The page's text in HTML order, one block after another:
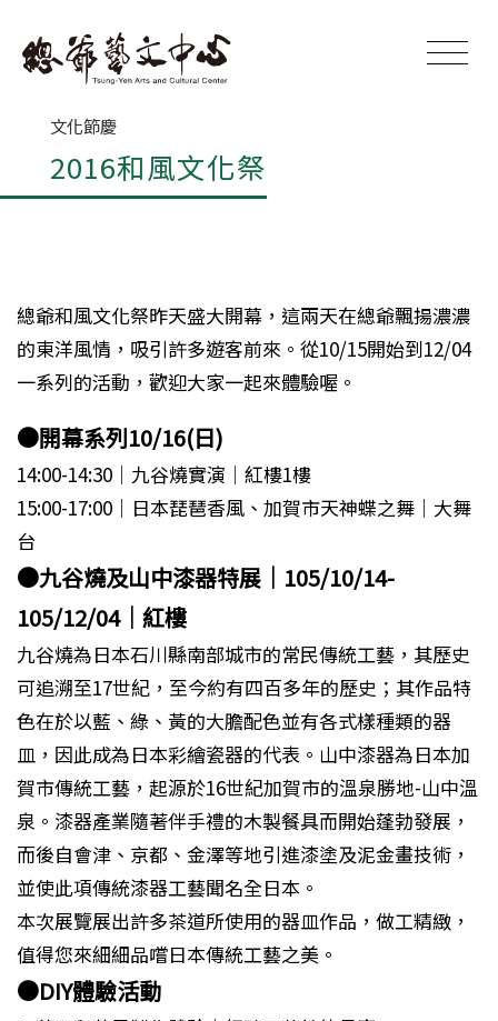
文化節慶
2016和風文化祭
總爺和風文化祭昨天盛大開幕，這兩天在總爺飄揚濃濃
的東洋風情，吸引許多遊客前來。從10/15開始到12/04
一系列的活動，歡迎大家一起來體驗喔。
●開幕系列10/16(日)
14:00-14:30│九谷燒實演│紅樓1樓
15:00-17:00│日本琵琶香風、加賀市天神蝶之舞│大舞
台
●九谷燒及山中漆器特展│105/10/14-
105/12/04│紅樓
九谷燒為日本石川縣南部城市的常民傳統工藝，其歷史
可追溯至17世紀，至今約有四百多年的歷史；其作品特
色在於以藍、綠、黃的大膽配色並有各式樣種類的器
皿，因此成為日本彩繪瓷器的代表。山中漆器為日本加
賀市傳統工藝，起源於16世紀加賀市的溫泉勝地-山中溫
泉。漆器產業隨著伴手禮的木製餐具而開始蓬勃發展，
而後自會津、京都、金澤等地引進漆塗及泥金畫技術，
並使此項傳統漆器工藝聞名全日本。
本次展覽展出許多茶道所使用的器皿作品，做工精緻，
值得您來細細品嚐日本傳統工藝之美。
●DIY體驗活動